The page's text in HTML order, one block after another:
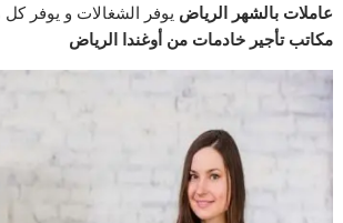
عاملات بالشهر الرياض يوفر الشغالات و يوفر كل
مكاتب تأجير خادمات من أوغندا الرياض